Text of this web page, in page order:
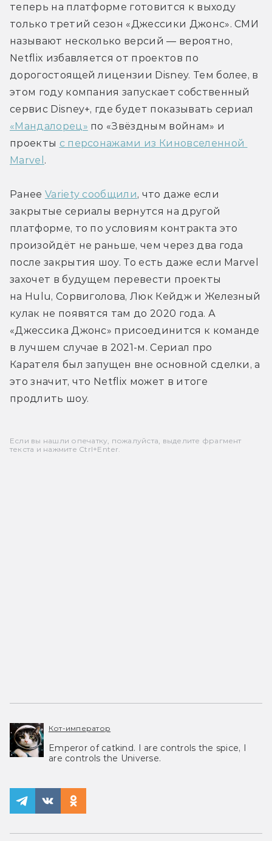
теперь на платформе готовится к выходу
только третий сезон «Джессики Джонс». СМИ
называют несколько версий — вероятно,
Netflix избавляется от проектов по
дорогостоящей лицензии Disney. Тем более, в
этом году компания запускает собственный
«Мандалорец» по «Звёздным войнам» и
проекты с персонажами из Киновселенной
Marvel .
Ранее Variety сообщили, что даже если
закрытые сериалы вернутся на другой
платформе, то по условиям контракта это
произойдёт не раньше, чем через два года
после закрытия шоу. То есть даже если Marvel
захочет в будущем перевести проекты
на Hulu, Сорвиголова, Люк Кейдж и Железный
кулак не появятся там до 2020 года. А
«Джессика Джонс» присоединится к команде
в лучшем случае в 2021-м. Сериал про
Карателя был запущен вне основной сделки, а
это значит, что Netflix может в итоге
продлить шоу.
Если вы нашли опечатку, пожалуйста, выделите фрагмент
текста и нажмите Ctrl+Enter.
Кот-император
Emperor of catkind. I are controls the spice, I
are controls the Universe.